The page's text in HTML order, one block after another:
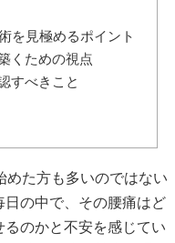
を見極めるポイント
くための視点
すべきこと
めた方も多いのではない
の中で、その腰痛はど
のかと不安を感じてい